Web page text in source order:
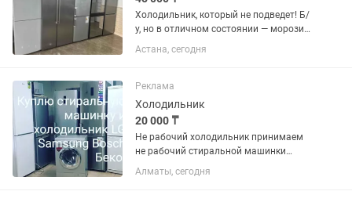
Холодильник, который не подведет! Б/
у, но в отличном состоянии — морозит
как Сибирь зимой! Чистый, ухоженный,
без посторонних запахов. Гарантия — 3
в покупке! Цена...
Астана, сегодня
Реклама
Холодильник
20 000 ₸
Не рабочий холодильник принимаем
не рабочий стиральной машинки
принимаем
Алматы, сегодня